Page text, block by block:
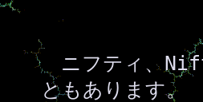
ニフティ、
ともあります。